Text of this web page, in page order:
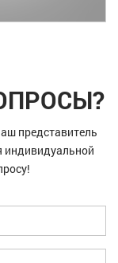
представитель
индивидуальной